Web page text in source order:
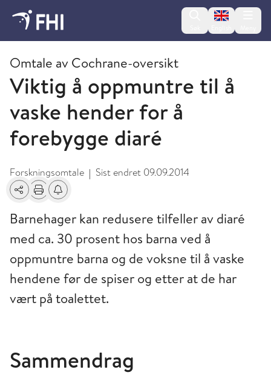
Change
2009 og eldre publikasjoner fra FHI
Omtale av Cochrane-oversikt
Viktig å oppmuntre til å
vaske hender for å
forebygge diaré
Forskningsomtale | Sist endret 09.09.2014
Del Skriv utFå varsel om endringer
Barnehager kan redusere tilfeller av diaré
med ca. 30 prosent hos barna ved å
oppmuntre barna og de voksne til å vaske
hendene før de spiser og etter at de har
vært på toalettet.
Sammendrag